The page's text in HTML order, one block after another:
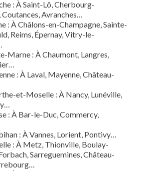
: À Saint-Lô, Cherbourg-
Avranches…
: À Châlons-en-Champagne, Sainte-
Reims, Épernay, Vitry-le-
Marne : À Chaumont, Langres,
: À Laval, Mayenne, Château-
et-Moselle : À Nancy, Lunéville,
: À Bar-le-Duc, Commercy,
: À Vannes, Lorient, Pontivy…
: À Metz, Thionville, Boulay-
Sarreguemines, Château-